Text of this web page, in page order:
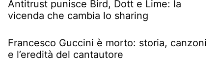
Antitrust punisce Bird, Dott e Lime: la
vicenda che cambia lo sharing
Francesco Guccini è morto: storia, canzoni
e l’eredità del cantautore